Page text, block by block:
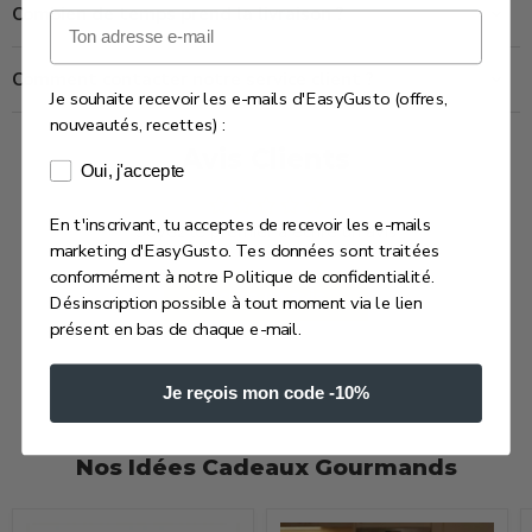
Combien de temps prend la livraison ?
Comment contacter notre service client ?
Avis Clients
Soyez le premier à écrire un avis
Écrire un avis
Nos Idées Cadeaux Gourmands
Email
Je souhaite recevoir les e-mails d'EasyGusto (offres,
nouveautés, recettes) :
Consentement e-mails marketing
Oui, j'accepte
En t'inscrivant, tu acceptes de recevoir les e-mails
marketing d'EasyGusto. Tes données sont traitées
conformément à notre Politique de confidentialité.
Désinscription possible à tout moment via le lien
présent en bas de chaque e-mail.
Je reçois mon code -10%